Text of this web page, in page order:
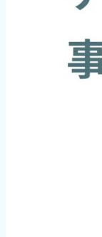
テレレのノ
メールレディ
チャットレデ